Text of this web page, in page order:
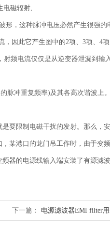
电磁辐射;
，这种脉冲电压必然产生很强的
因此它产生图中的2项、3项、4
频电流仅仅是从逆变器泄漏到输
脉冲重复频率)及其各高次谐波上
要限制电磁干扰的发射。那么，
某港口的龙门吊工作时，由于变
器的电源线输入端安装了有源滤
下一篇： 电源滤波器EMI filter